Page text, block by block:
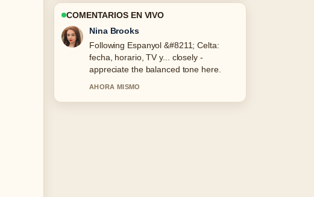
COMENTARIOS EN VIVO
Ren Sato
Useful context on Vestidos de novia
sencillos: tendencias 2025 y.... Please
keep this live thread updated.
3 MIN ATRAS